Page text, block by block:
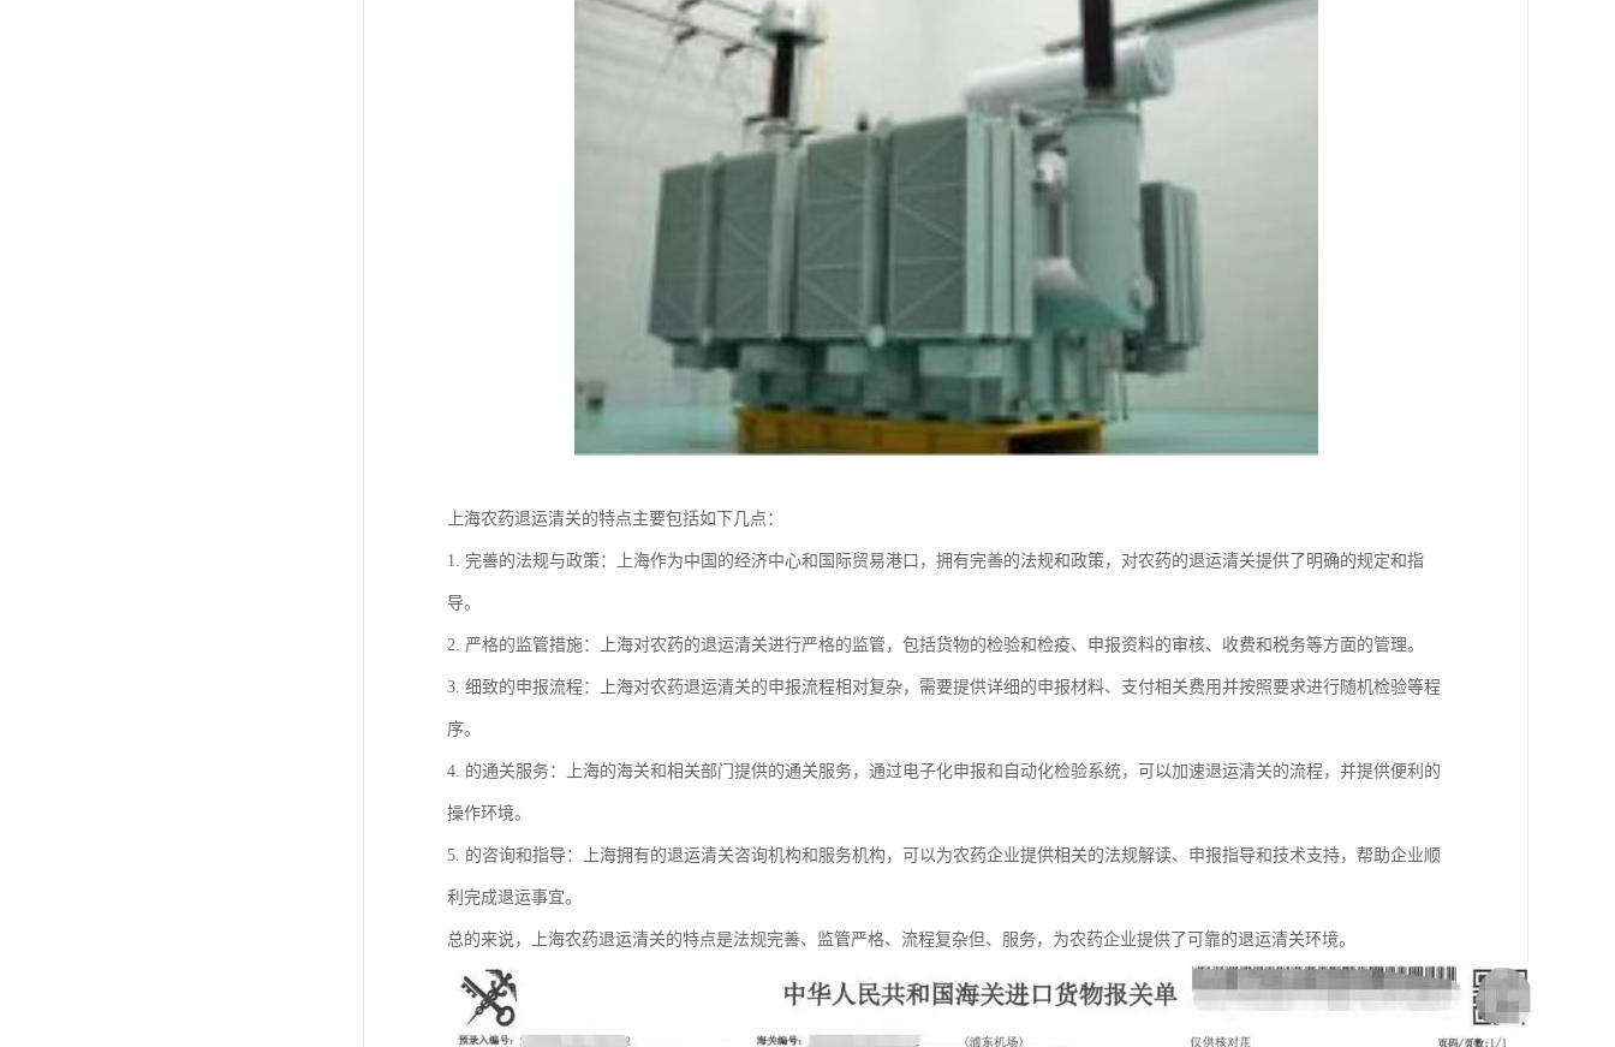
上海农药退运清关的特点主要包括如下几点：
1. 完善的法规与政策：上海作为中国的经济中心和国际贸易港口，拥有完善的法规和政策，对农药的退运清关提供了明确的规定和指
导。
2. 严格的监管措施：上海对农药的退运清关进行严格的监管，包括货物的检验和检疫、申报资料的审核、收费和税务等方面的管理。
3. 细致的申报流程：上海对农药退运清关的申报流程相对复杂，需要提供详细的申报材料、支付相关费用并按照要求进行随机检验等程
序。
4. 的通关服务：上海的海关和相关部门提供的通关服务，通过电子化申报和自动化检验系统，可以加速退运清关的流程，并提供便利的
操作环境。
5. 的咨询和指导：上海拥有的退运清关咨询机构和服务机构，可以为农药企业提供相关的法规解读、申报指导和技术支持，帮助企业顺
利完成退运事宜。
总的来说，上海农药退运清关的特点是法规完善、监管严格、流程复杂但、服务，为农药企业提供了可靠的退运清关环境。